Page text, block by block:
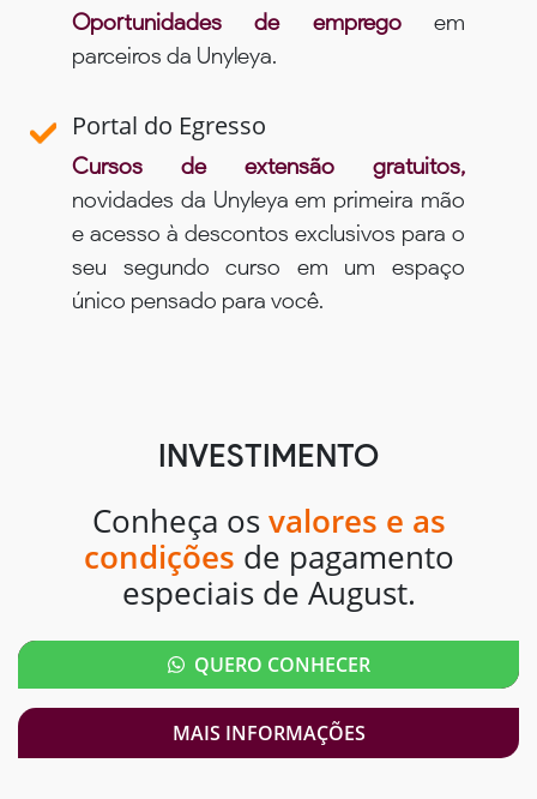
Oportunidades de empregoem
parceiros da Unyleya.
Portal do Egresso
Cursos de extensão gratuitos,
novidades da Unyleya em primeira mão
e acesso à descontos exclusivos para o
seu segundo curso em um espaço
único pensado para você.
INVESTIMENTO
Conheça os valores e as
condições de pagamento
especiais de August.
QUERO CONHECER
MAIS INFORMAÇÕES